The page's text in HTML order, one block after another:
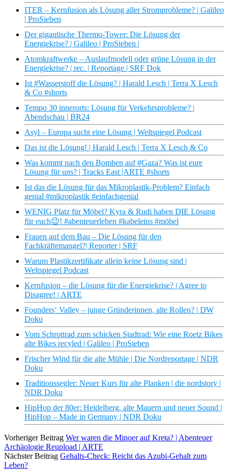
ITER – Kernfusion als Lösung aller Stromprobleme? | Galileo
| ProSieben
Der gigantische Thermo-Tower: Die Lösung der
Energiekrise? | Galileo | ProSieben |
Atomkraftwerke – Auslaufmodell oder grüne Lösung in der
Energiekrise? | rec. | Reportage | SRF Dok
Ist #Wasserstoff die Lösung? | Harald Lesch | Terra X Lesch
& Co #shorts
Tempo 30 innerorts: Lösung für Verkehrsprobleme? |
Abendschau | BR24
Asyl – Europa sucht eine Lösung | Weltspiegel Podcast
Das ist die Lösung! | Harald Lesch | Terra X Lesch & Co
Was kommt nach den Bomben auf #Gaza? Was ist eure
Lösung für uns? | Tracks East |ARTE #shorts
Ist das die Lösung für das Mikroplastik-Problem? Einfach
genial #mikroplastik #einfachgenial
WENIG Platz für Möbel? Kyra & Rudi haben DIE Lösung
für euch😉! #abenteuerleben #kabeleins #möbel
Frauen auf dem Bau – Die Lösung für den
Fachkräftemangel?| Reporter | SRF
Warum Plastikzertifikate allein keine Lösung sind |
Weltspiegel Podcast
Kernfusion – die Lösung für die Energiekrise? | Agree to
Disagree! | ARTE
Founders‘ Valley – junge Gründerinnen, alte Rollen? | DW
Doku
Vom Schrottrad zum schicken Stadtrad: Wie eine Roetz Bikes
alte Bikes recyled | Galileo | ProSieben
Frischer Wind für die alte Mühle | Die Nordreportage | NDR
Doku
Traditionssegler: Neuer Kurs für alte Planken | die nordstory |
NDR Doku
HipHop der 80er: Heidelberg, alte Mauern und neuer Sound |
HipHop – Made in Germany | NDR Doku
Vorheriger Beitrag Wer waren die Minoer auf Kreta? | Abenteuer
Archäologie Reupload | ARTE
Nächster Beitrag Gehalts-Check: Reicht das Azubi-Gehalt zum
Leben?